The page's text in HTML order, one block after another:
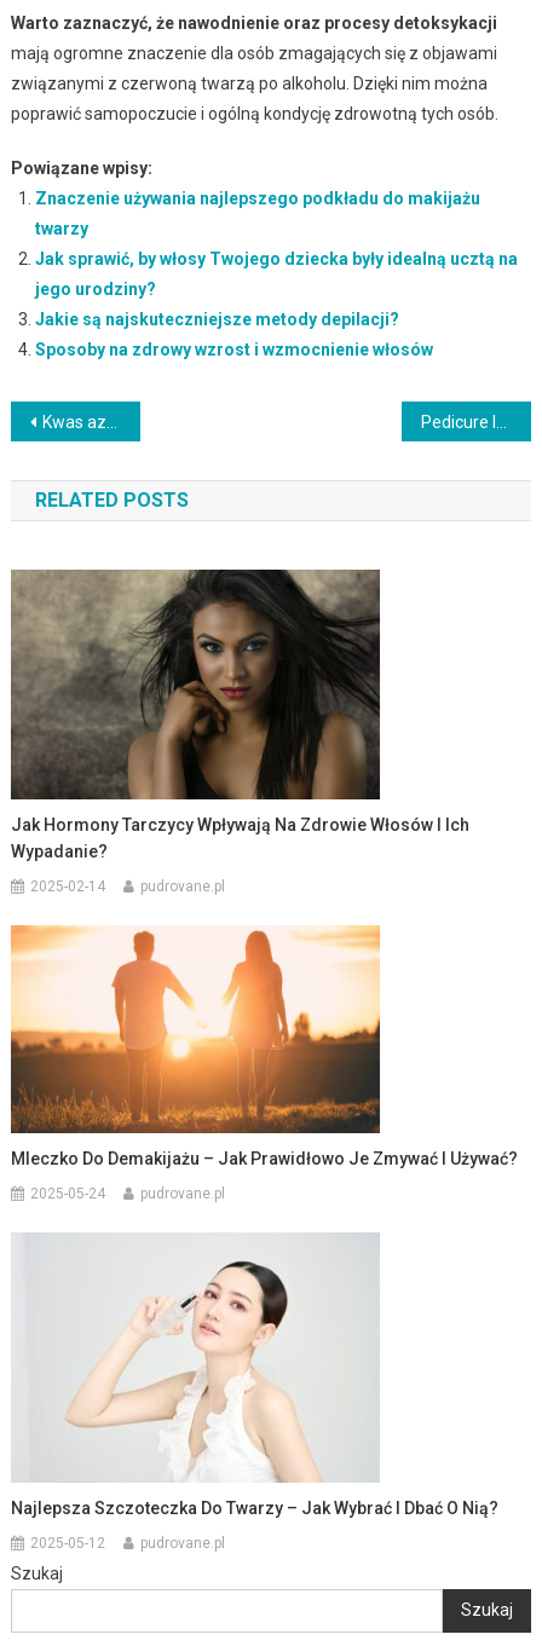
Warto zaznaczyć, że nawodnienie oraz procesy detoksykacji
mają ogromne znaczenie dla osób zmagających się z objawami
związanymi z czerwoną twarzą po alkoholu. Dzięki nim można
poprawić samopoczucie i ogólną kondycję zdrowotną tych osób.
Powiązane wpisy:
Znaczenie używania najlepszego podkładu do makijażu
twarzy
Jak sprawić, by włosy Twojego dziecka były idealną ucztą na
jego urodziny?
Jakie są najskuteczniejsze metody depilacji?
Sposoby na zdrowy wzrost i wzmocnienie włosów
Nawigacja
wpisu
Kwas azelainowy – z czym go nie łączyć dla bezpieczeństwa?
RELATED POSTS
Jak Hormony Tarczycy Wpływają Na Zdrowie Włosów I Ich
Wypadanie?
2025-02-14 pudrovane.pl
Mleczko Do Demakijażu – Jak Prawidłowo Je Zmywać I Używać?
2025-05-24 pudrovane.pl
Najlepsza Szczoteczka Do Twarzy – Jak Wybrać I Dbać O Nią?
2025-05-12 pudrovane.pl
Szukaj
Szukaj